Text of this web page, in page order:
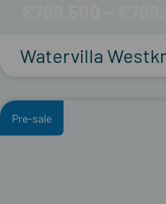
Watervilla
Pre-sale